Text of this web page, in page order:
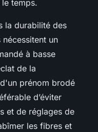
temps.
la durabilité des
nécessitent un
à basse
de la
d'un prénom brodé
d’éviter
et de réglages de
les fibres et